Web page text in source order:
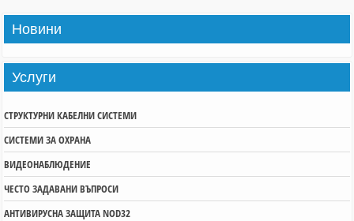
Новини
Услуги
СТРУКТУРНИ КАБЕЛНИ СИСТЕМИ
СИСТЕМИ ЗА ОХРАНА
ВИДЕОНАБЛЮДЕНИЕ
ЧЕСТО ЗАДАВАНИ ВЪПРОСИ
АНТИВИРУСНА ЗАЩИТА NOD32